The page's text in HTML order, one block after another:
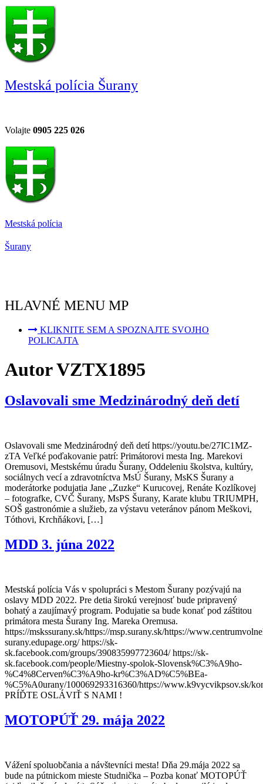
Mestská polícia Šurany
Volajte 0905 225 026
Mestská polícia
Šurany
HLAVNÉ MENU MP
KLIKNITE SEM A SPOZNAJTE SVOJHO
POLICAJTA
AutorVZTX1895
Oslavovali sme Medzinárodný deň detí
Oslavovali sme Medzinárodný deň detí https://youtu.be/27IC1MZ-
zTA Veľké poďakovanie patrí: Primátorovi mesta Ing. Marekovi
Oremusovi, Mestskému úradu Šurany, Oddeleniu školstva, kultúry,
sociálnych vecí a zdravotníctva MsÚ Šurany, MsKS Šurany a
moderátorke podujatia Jane „Zuzke“ Kurucovej, Renáte Kozlíkovej
– fotografke, CVČ Šurany, MsPS Šurany, Karate klubu TRIUMPH,
SOŠ gastronómie a služieb, za výstavu veteránov pánom Meškovi,
Tóthovi, Krchňákovi, […]
MDD 3. júna 2022
Mestská polícia Vás v spolupráci s Mestom Šurany pozývajú na
oslavy MDD 2022. Pre detia širokú verejnosť bude pripravený
bohatý a zaujímavý program. Podujatie sa bude konať pod záštitou
primátora mesta Šurany Ing. Mareka Oremusa.
https://mskssurany.sk/https://msp.surany.sk/https://
surany.edupage.org/ https://sk-
sk.facebook.com/groups/390835997723604/ https://sk-
sk.facebook.com/people/Miestny-spolok-Slovensk%C3%A9ho-
%C4%8Cerven%C3%A9ho-kr%C3%AD%C5%BEa-
%C5%A0urany/100069293316360/https://www.k9vycvikpsov.sk/
PRÍĎTE OSLÁVIŤ S NAMI !
MOTOPÚŤ 29. mája 2022
Vážení spoluobčania a návštevníci mesta! Dňa 29.mája 2022 sa
bude na pútnickom mieste Studnička – Pozba konať MOTOPÚŤ